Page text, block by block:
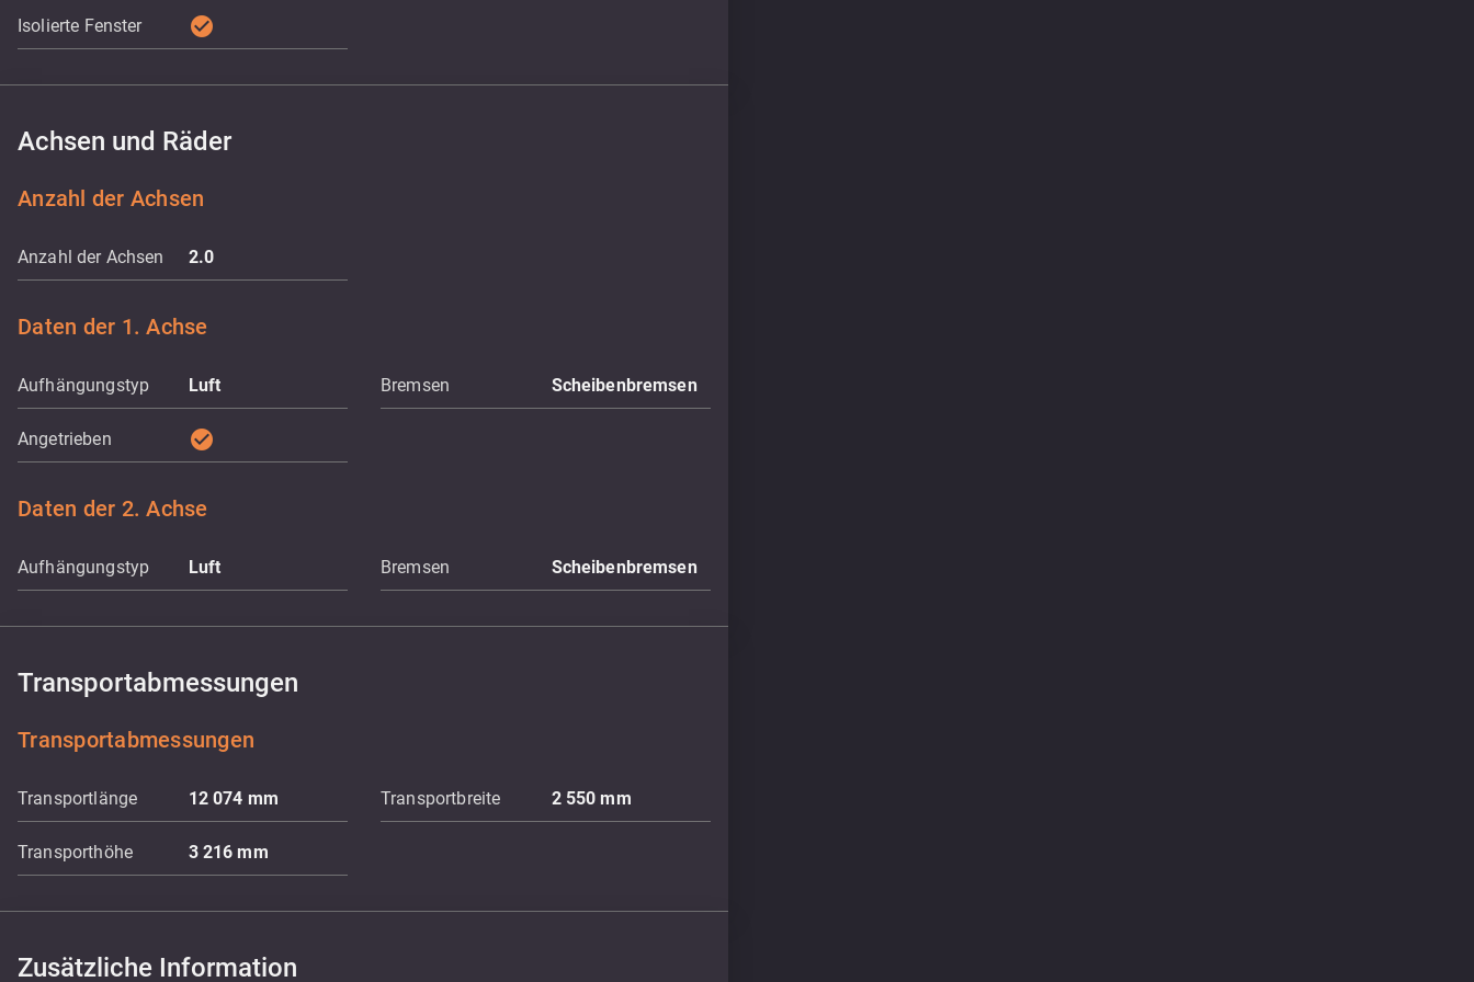
Isolierte Fenster check_circle
Achsen und Räder
Anzahl der Achsen
Anzahl der Achsen 2.0
Daten der 1. Achse
Aufhängungstyp Luft Bremsen Scheibenbremsen
Angetrieben check_circle
Daten der 2. Achse
Aufhängungstyp Luft Bremsen Scheibenbremsen
Transportabmessungen
Transportabmessungen
Transportlänge 12 074 mm Transportbreite 2 550mm
Transporthöhe 3 216mm
Zusätzliche Information